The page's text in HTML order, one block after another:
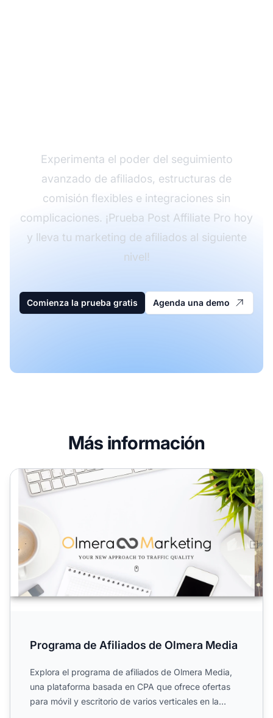
Experimenta el poder del seguimiento
avanzado de afiliados, estructuras de
comisión flexibles e integraciones sin
complicaciones. ¡Prueba Post Affiliate Pro hoy
y lleva tu marketing de afiliados al siguiente
nivel!
Comienza la prueba gratis Agenda una demo
Más información
Programa de Afiliados de Olmera Media
Programa de Afiliados de Olmera Media
Explora el programa de afiliados de Olmera Media,
una plataforma basada en CPA que ofrece ofertas
para móvil y escritorio de varios verticales en la